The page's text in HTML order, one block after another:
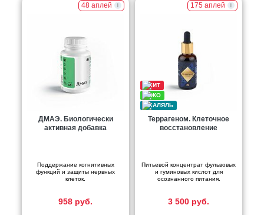
48 аплей
ДМАЭ. Биологически
активная добавка
Поддержание когнитивных
функций и защиты нервных
клеток.
958 руб.
175 аплей
Террагеном. Клеточное
восстановление
Питьевой концентрат фульвовых
и гуминовых кислот для
осознанного питания.
3 500 руб.